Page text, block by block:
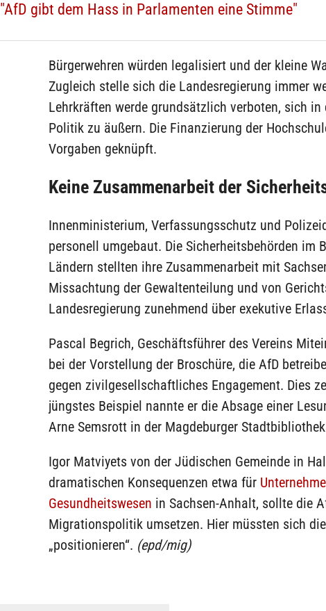
"AfD gibt dem Hass in Parlamenten eine Stimme"
Bürgerwehren würden legalisiert und der kleine
Zugleich stelle sich die Landesregierung immer
Lehrkräften werde grundsätzlich verboten, sich in
Politik zu äußern. Die Finanzierung der
Vorgaben geknüpft.
Keine Zusammenarbeit der
Innenministerium, Verfassungsschutz und
personell umgebaut. Die Sicherheitsbehörden im
Ländern stellten ihre Zusammenarbeit mit
Missachtung der Gewaltenteilung und von
Landesregierung zunehmend über exekutive
Pascal Begrich, Geschäftsführer des Vereins
bei der Vorstellung der Broschüre, die AfD
gegen zivilgesellschaftliches Engagement. Dies
jüngstes Beispiel nannte er die Absage einer
Arne Semsrott in der Magdeburger
Igor Matviyets von der Jüdischen Gemeinde in
dramatischen Konsequenzen etwa für
Gesundheitswesen in Sachsen-Anhalt, sollte die
Migrationspolitik umsetzen. Hier müssten sich
„positionieren“. (epd/mig)